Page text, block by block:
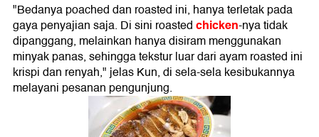
"Bedanya poached dan roasted ini, hanya terletak pada
gaya penyajian saja. Di sini roastedchicken-nya tidak
dipanggang, melainkan hanya disiram menggunakan
minyak panas, sehingga tekstur luar dari ayam roasted ini
krispi dan renyah," jelas Kun, di sela-sela kesibukannya
melayani pesanan pengunjung.